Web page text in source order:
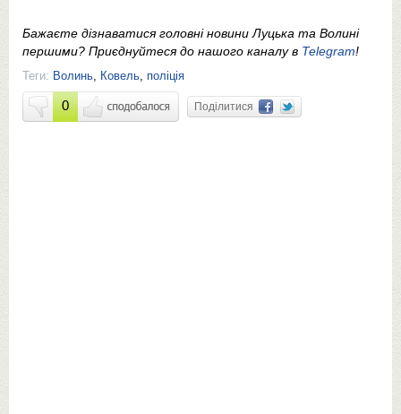
Бажаєте дізнаватися головні новини Луцька та Волині
першими? Приєднуйтеся до нашого каналу в Telegram!
Теги: Волинь, Ковель, поліція
0 Поділитися